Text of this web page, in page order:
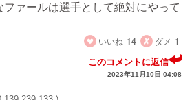
ァールは選手として絶対にやって
いいね 14 ダメ 1
このコメントに返信
2023年11月10日 04:08